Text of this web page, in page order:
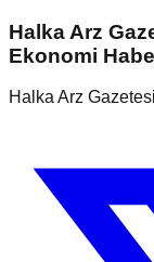
Halka Arz
Ekonomi
Halka Arz